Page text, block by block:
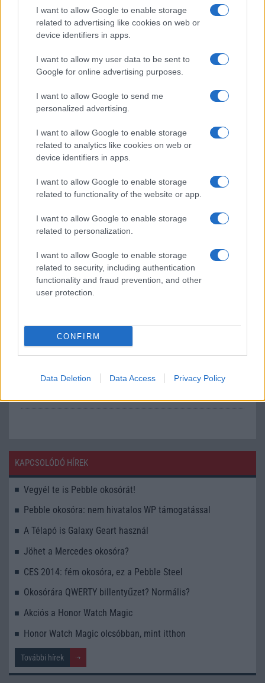
I want to allow Google to enable storage
related to advertising like cookies on web or
device identifiers in apps.
I want to allow my user data to be sent to
Google for online advertising purposes.
I want to allow Google to send me
personalized advertising.
I want to allow Google to enable storage
related to analytics like cookies on web or
device identifiers in apps.
I want to allow Google to enable storage
related to functionality of the website or app.
I want to allow Google to enable storage
related to personalization.
I want to allow Google to enable storage
related to security, including authentication
functionality and fraud prevention, and other
user protection.
CONFIRM
Data Deletion Data Access Privacy Policy
2019.02.08| (x)
A Huawei leányvállalatának új okosórája a Watch Magic,
Kapható a Honor Watch Magic
2019.02.01| Honor
Az okosóra lenyűgöző tudással és HD kijelzővel érkezik,
egy hétre elegendő akkukapacitással és szívritmus
itthon
2019.02.18| (x)
A Honor Watch Magic okosóra egyre több partnerünk
oldalán kerül be a kínálatba és persze jó áron.
2019.01.23| Honor
csúcskészüléke a mesterséges intelligenciától a 48
megapixeles hátlapi kameráig.
KAPCSOLÓDÓ HÍREK
Vegyél te is Pebble okosórát!
Pebble okosóra: nem hivatalos WP támogatással
A Télapó is Galaxy Geart használ
Jöhet a Mercedes okosóra?
CES 2014: fém okosóra, ez a Pebble Steel
Okosórára QWERTY billentyűzet? Normális?
Akciós a Honor Watch Magic
Honor Watch Magic olcsóbban, mint itthon
További hírek